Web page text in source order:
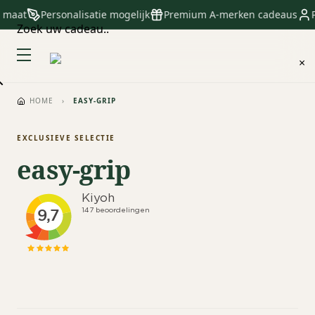
Personalisatie mogelijk Premium A-merken cadeaus
Zoek uw cadeau..
×
HOME › EASY-GRIP
EXCLUSIEVE SELECTIE
easy-grip